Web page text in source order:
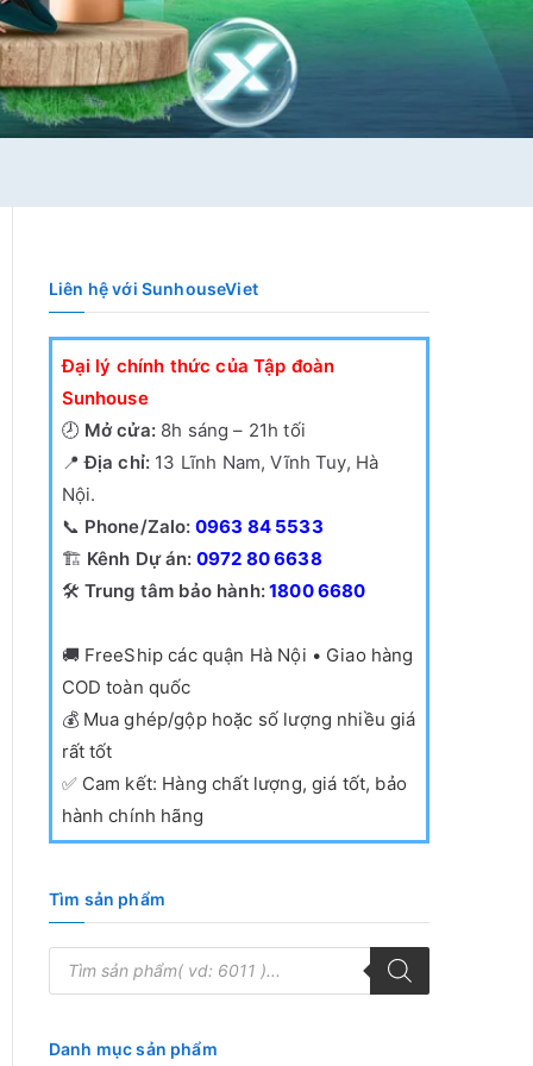
Liên hệ với SunhouseViet
Đại lý chính thức của Tập đoàn
Sunhouse
🕗 Mở cửa:8h sáng – 21h tối
📍Địa chỉ: 13 Lĩnh Nam, Vĩnh Tuy, Hà
Nội.
📞 Phone/Zalo: 0963 84 5533
🏗️ Kênh Dự án: 0972 80 6638
🛠️ Trung tâm bảo hành:1800 6680
🚚 FreeShip các quận Hà Nội • Giao hàng
COD toàn quốc
💰 Mua ghép/gộp hoặc số lượng nhiều giá
rất tốt
✅ Cam kết: Hàng chất lượng, giá tốt, bảo
hành chính hãng
Tìm sản phẩm
T
m
ế
Danh mục sản phẩm